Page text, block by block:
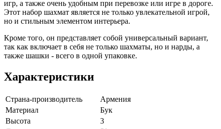
игр, а также очень удобным при перевозке или игре в дороге.
Этот набор шахмат является не только увлекательной игрой,
но и стильным элементом интерьера.
Кроме того, он представляет собой универсальный вариант,
так как включает в себя не только шахматы, но и нарды, а
также шашки - всего в одной упаковке.
Характеристики
Страна-производитель
Армения
Материал
Бук
Высота
3